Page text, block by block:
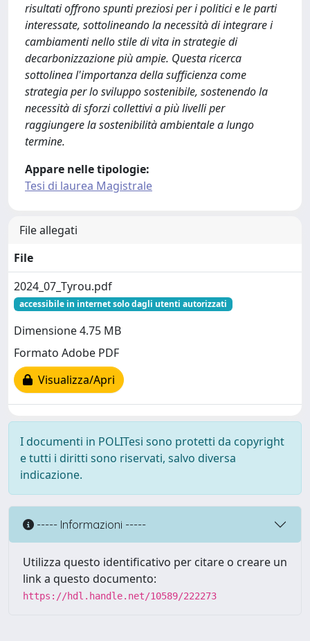
risultati offrono spunti preziosi per i politici e le parti
interessate, sottolineando la necessità di integrare i
cambiamenti nello stile di vita in strategie di
decarbonizzazione più ampie. Questa ricerca
sottolinea l'importanza della sufficienza come
strategia per lo sviluppo sostenibile, sostenendo la
necessità di sforzi collettivi a più livelli per
raggiungere la sostenibilità ambientale a lungo
termine.
Appare nelle tipologie:
Tesi di laurea Magistrale
File allegati
File
2024_07_Tyrou.pdf
accessibile in internet solo dagli utenti autorizzati
Dimensione 4.75 MB
Formato Adobe PDF
Visualizza/Apri
I documenti in POLITesi sono protetti da copyright
e tutti i diritti sono riservati, salvo diversa
indicazione.
----- Informazioni -----
Utilizza questo identificativo per citare o creare un
link a questo documento:
https://hdl.handle.net/10589/222273